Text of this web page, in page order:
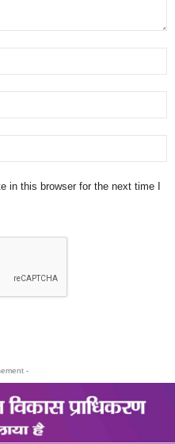
in this browser for the next time I
-